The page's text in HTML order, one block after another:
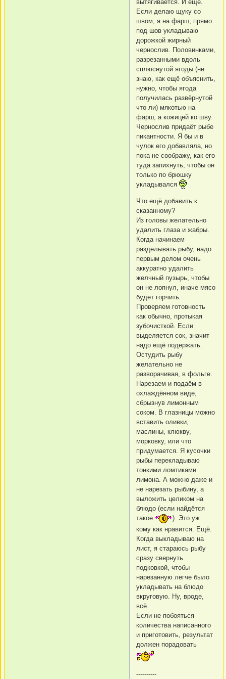
вытягивается. И ещё.
Если делаю щуку со
швом, я на фарш, прямо
под шов укладываю
дорожкой жирный
чернослив. Половинками,
разрезанными вдоль
сплюснутой ягоды (не
знаю, как ещё объяснить,
нужно, чтобы ягода
получилась развёрнутой
что ли) мякотью на
фарш, а кожицей ко шву.
Чернослив придаёт рыбе
пикантности. Я бы и в
чулок его добавляла, но
пока не соображу, как его
туда запихнуть, чтобы он
только по брюшку
укладывался
Что ещё добавить к
сказанному?
Из головы желательно
удалить глаза и жабры.
Когда начинаем
разделывать рыбу, надо
первым делом очень
аккуратно удалить
желчный пузырь, чтобы
он не лопнул, иначе мясо
будет горчить.
Проверяем готовность
как обычно, протыкая
зубочисткой. Если
выделяется сок, значит
надо ещё подержать.
Остудить рыбу
желательно не
разворачивая, в фольге.
Нарезаем и подаём в
охлаждённом виде,
сбрызнув лимонным
соком. В глазницы можно
вставить оливки,
маслины, клюкву,
морковку, или что
придумается. Я кусочки
рыбы перекладываю
тонкими ломтиками
лимона. А можно даже и
не нарезать рыбину, а
выложить целиком на
блюдо (если найдётся
такое
). Это уж
кому как нравится. Ещё.
Когда выкладываю на
лист, я стараюсь рыбу
сразу свернуть
подковкой, чтобы
нарезанную легче было
укладывать на блюдо
вкруговую. Ну, вроде,
всё.
Если не побояться
количества написанного
и приготовить, результат
должен порадовать
----------